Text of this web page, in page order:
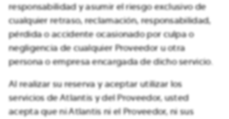
responsabilidad y asumir el riesgo exclusivo de
cualquier retraso, reclamación, responsabilidad,
pérdida o accidente ocasionado por culpa o
negligencia de cualquier Proveedor u otra
persona o empresa encargada de dicho servicio.
Al realizar su reserva y aceptar utilizar los
servicios de Atlantis y del Proveedor, usted
acepta que ni Atlantis ni el Proveedor, ni sus